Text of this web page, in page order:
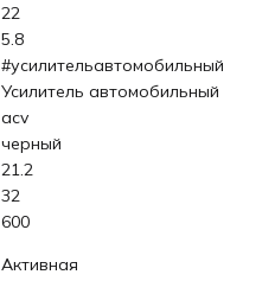
22
5.8
#усилительавтомобильный
Усилитель автомобильный
acv
черный
21.2
32
600
Активная